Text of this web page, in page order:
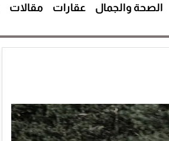
الصحة والجمال عقارات مقالات